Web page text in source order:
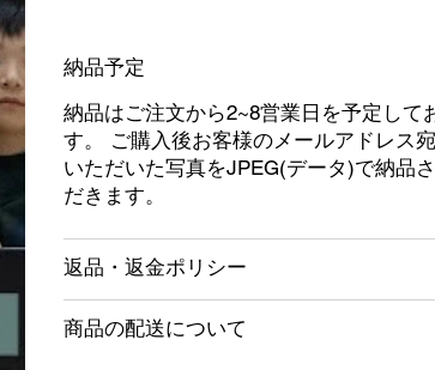
納品予定
納品はご注文から2~8営業日を予定して
す。 ご購入後お客様のメールアドレス
いただいた写真をJPEG(データ)で納品
だきます。
返品・返金ポリシー
商品の配送について